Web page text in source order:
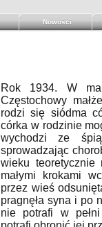
Nowości
Rok 1934. W
Częstochowy
rodzi się siódma
córka w rodzinie
wychodzi ze
sprowadzając
wieku
małymi krokami
przez wieś
pragnęła syna i po
nie potrafi w